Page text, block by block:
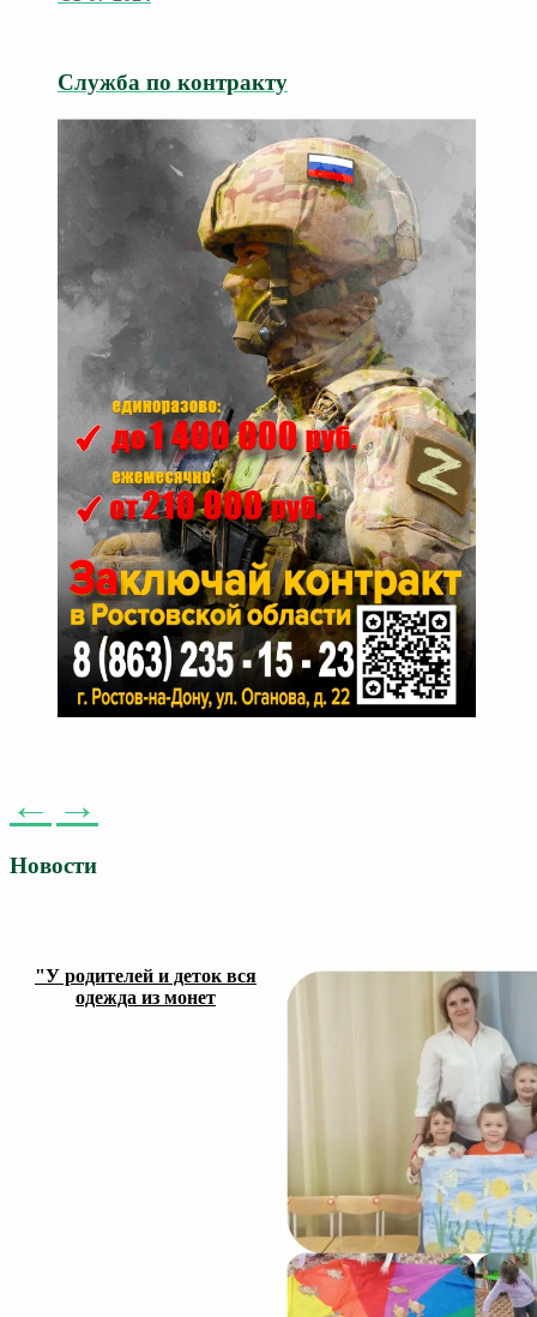
Служба по контракту
← →
Новости
"У родителей и деток вся
одежда из монет